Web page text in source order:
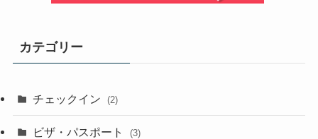
カテゴリー
チェックイン (2)
ビザ・パスポート (3)